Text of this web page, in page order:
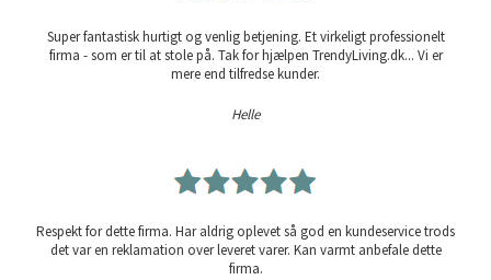
Super fantastisk hurtigt og venlig betjening. Et virkeligt professionelt
firma - som er til at stole på. Tak for hjælpen TrendyLiving.dk... Vi er
mere end tilfredse kunder.
Helle
Respekt for dette firma. Har aldrig oplevet så god en kundeservice trods
det var en reklamation over leveret varer. Kan varmt anbefale dette
firma.